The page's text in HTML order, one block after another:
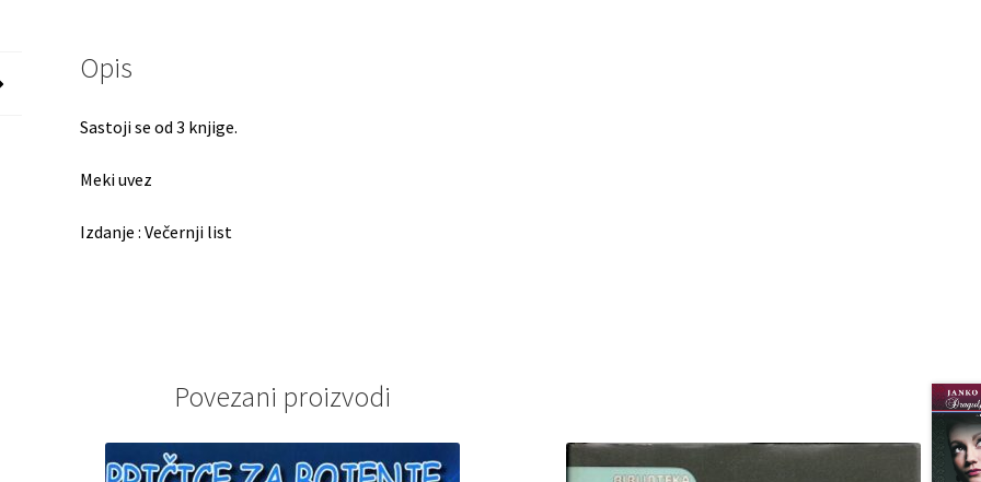
Opis
Sastoji se od 3 knjige.
Meki uvez
Izdanje : Večernji list
Povezani proizvodi